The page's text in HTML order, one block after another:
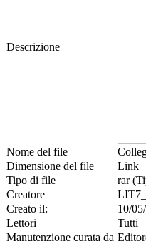
Descrizione
Nome del file
Dimensione del file
Link
Tipo di file
rar
Creatore
Creato il:
10/
Lettori
Tutti
Manutenzione curata da